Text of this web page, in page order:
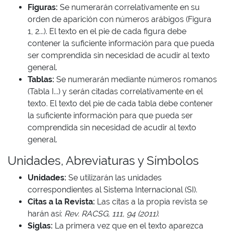
Figuras: Se numerarán correlativamente en su
orden de aparición con números arábigos (Figura
1, 2...). El texto en el pie de cada figura debe
contener la suficiente información para que pueda
ser comprendida sin necesidad de acudir al texto
general.
Tablas: Se numerarán mediante números romanos
(Tabla I...) y serán citadas correlativamente en el
texto. El texto del pie de cada tabla debe contener
la suficiente información para que pueda ser
comprendida sin necesidad de acudir al texto
general.
Unidades, Abreviaturas y Símbolos
Unidades: Se utilizarán las unidades
correspondientes al Sistema Internacional (SI).
Citas a la Revista: Las citas a la propia revista se
harán así: Rev. RACSG, 111, 94 (2011).
Siglas: La primera vez que en el texto aparezca